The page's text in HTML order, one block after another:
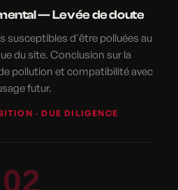
— Levée de doute
susceptibles d'être polluées au
du site. Conclusion sur la
pollution et compatibilité avec
futur.
· DUE DILIGENCE
02